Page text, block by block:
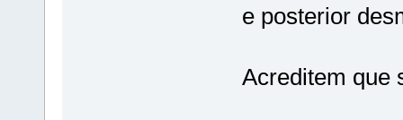
e posterior
Acreditem que